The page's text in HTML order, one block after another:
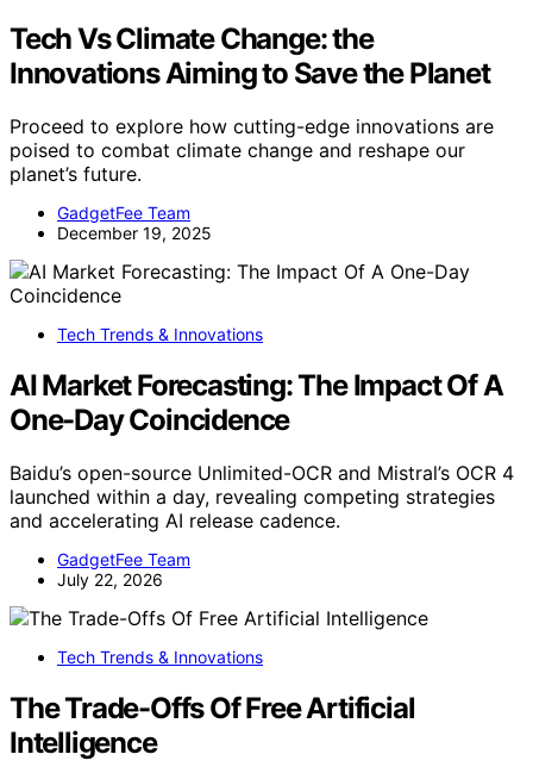
Tech Vs Climate Change: the
Innovations Aiming to Save the Planet
Proceed to explore how cutting-edge innovations are
poised to combat climate change and reshape our
planet’s future.
GadgetFee Team
December 19, 2025
Tech Trends & Innovations
AI Market Forecasting: The Impact Of A
One-Day Coincidence
Baidu’s open-source Unlimited-OCR and Mistral’s OCR 4
launched within a day, revealing competing strategies
and accelerating AI release cadence.
GadgetFee Team
July 22, 2026
Tech Trends & Innovations
The Trade-Offs Of Free Artificial
Intelligence